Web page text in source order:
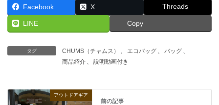
Facebook X Threads
LINE Copy
タグ CHUMS（チャムス） 、 エコバッグ 、 バッグ 、
商品紹介 、 説明動画付き
アウトドアギア
前の記事